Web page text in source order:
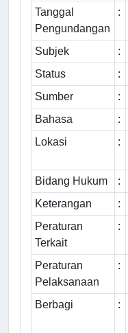
Tanggal
Pengundangan
:
Subjek :
Status
:
Sumber :
Bahasa
:
Lokasi
:
Bidang Hukum
:
Keterangan
:
Peraturan
Terkait
:
Peraturan
Pelaksanaan
:
Berbagi :